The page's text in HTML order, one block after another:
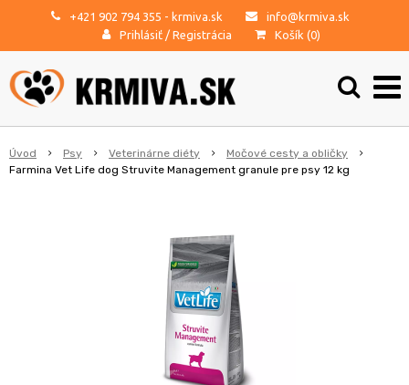
+421 902 794 355 - krmiva.sk
info@krmiva.sk
Prihlásiť / Registrácia Košík (0)
Úvod Psy Veterinárne diéty
Močové cesty a obličky
Farmina Vet Life dog Struvite Management granule pre psy 12 kg